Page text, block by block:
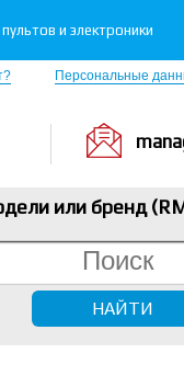
и электроники
Персональные
или бренд